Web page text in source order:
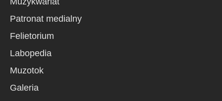
Patronat medialny
Felietorium
Labopedia
Muzotok
Galeria